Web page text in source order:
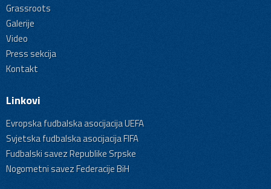
Grassroots
Galerije
Video
Press sekcija
Kontakt
Linkovi
Evropska fudbalska asocijacija UEFA
Svjetska fudbalska asocijacija FIFA
Fudbalski savez Republike Srpske
Nogometni savez Federacije BiH